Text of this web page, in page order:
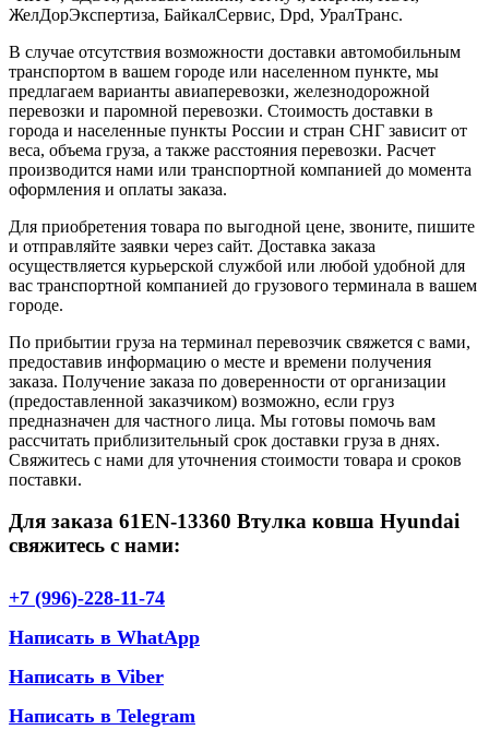
ЖелДорЭкспертиза, БайкалСервис, Dpd, УралТранс.
В случае отсутствия возможности доставки автомобильным
транспортом в вашем городе или населенном пункте, мы
предлагаем варианты авиаперевозки, железнодорожной
перевозки и паромной перевозки. Стоимость доставки в
города и населенные пункты России и стран СНГ зависит от
веса, объема груза, а также расстояния перевозки. Расчет
производится нами или транспортной компанией до момента
оформления и оплаты заказа.
Для приобретения товара по выгодной цене, звоните, пишите
и отправляйте заявки через сайт. Доставка заказа
осуществляется курьерской службой или любой удобной для
вас транспортной компанией до грузового терминала в вашем
городе.
По прибытии груза на терминал перевозчик свяжется с вами,
предоставив информацию о месте и времени получения
заказа. Получение заказа по доверенности от организации
(предоставленной заказчиком) возможно, если груз
предназначен для частного лица. Мы готовы помочь вам
рассчитать приблизительный срок доставки груза в днях.
Свяжитесь с нами для уточнения стоимости товара и сроков
поставки.
Для заказа 61EN-13360 Втулка ковша Hyundai
свяжитесь с нами:
+7 (996)-228-11-74
Написать в WhatApp
Написать в Viber
Написать в Telegram